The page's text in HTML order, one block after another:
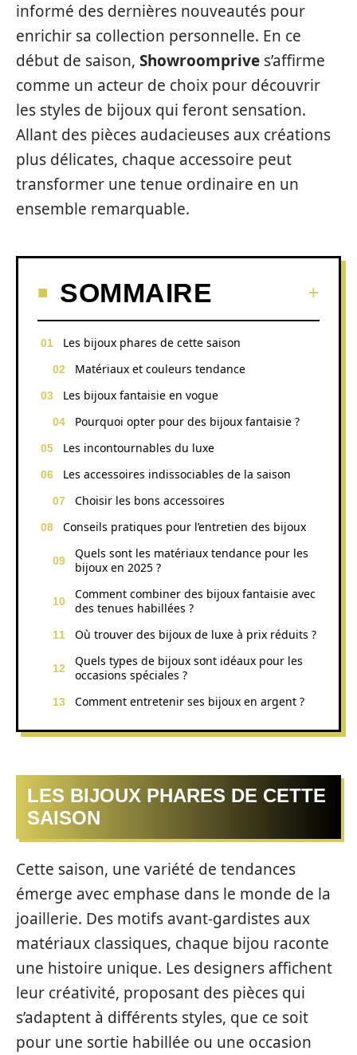
informé des dernières nouveautés pour
enrichir sa collection personnelle. En ce
début de saison, Showroomprive s’affirme
comme un acteur de choix pour découvrir
les styles de bijoux qui feront sensation.
Allant des pièces audacieuses aux créations
plus délicates, chaque accessoire peut
transformer une tenue ordinaire en un
ensemble remarquable.
SOMMAIRE
Les bijoux phares de cette saison
Matériaux et couleurs tendance
Les bijoux fantaisie en vogue
Pourquoi opter pour des bijoux fantaisie ?
Les incontournables du luxe
Les accessoires indissociables de la saison
Choisir les bons accessoires
Conseils pratiques pour l’entretien des bijoux
Quels sont les matériaux tendance pour les
bijoux en 2025 ?
Comment combiner des bijoux fantaisie avec
des tenues habillées ?
Où trouver des bijoux de luxe à prix réduits ?
Quels types de bijoux sont idéaux pour les
occasions spéciales ?
Comment entretenir ses bijoux en argent ?
LES BIJOUX PHARES DE CETTE
SAISON
Cette saison, une variété de tendances
émerge avec emphase dans le monde de la
joaillerie. Des motifs avant-gardistes aux
matériaux classiques, chaque bijou raconte
une histoire unique. Les designers affichent
leur créativité, proposant des pièces qui
s’adaptent à différents styles, que ce soit
pour une sortie habillée ou une occasion